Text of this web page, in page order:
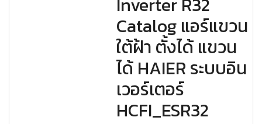
Catalog แอร์แขวน
ใต้ฝ้า ตั้งได้ แขวน
ได้ HAIER ระบบอิน
เวอร์เตอร์
HCFI_ESR32